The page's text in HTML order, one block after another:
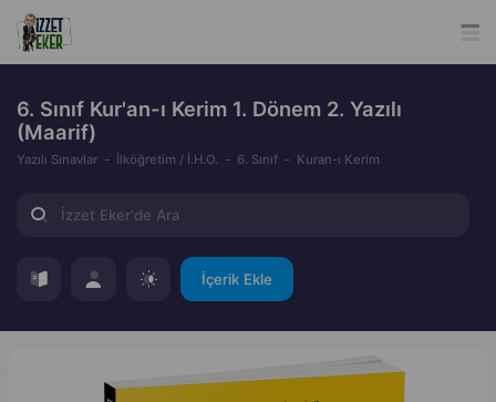
6. Sınıf Kur'an-ı Kerim 1. Dönem 2. Yazılı
(Maarif)
Yazılı Sınavlar İlköğretim / İ.H.O. 6. Sınıf Kuran-ı Kerim
İçerik Ekle